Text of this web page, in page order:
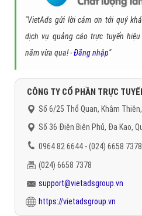
"VietAds gửi lời cảm ơn tới quý
dịch vụ quảng cáo trực tuyến
năm vừa qua! -Đăng nhập"
CÔNG TY CỔ PHẦN TRỰC
Số 6/25 Thổ Quan, Khâm
Số 36 Điện Biên Phủ, Đa Kao,
0964 82 6644 - (024) 6658 7378
(024) 6658 7378
support@vietadsgroup.vn
https://vietadsgroup.vn